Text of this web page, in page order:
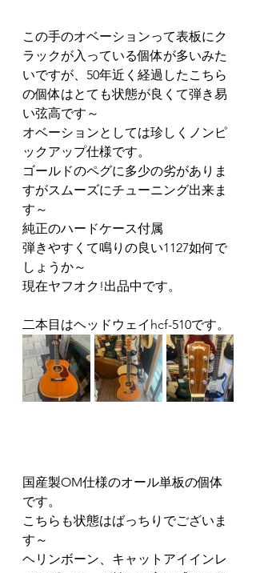
この手のオベーションって表板にク
ラックが入っている個体が多いみた
いですが、50年近く経過したこちら
の個体はとても状態が良くて弾き易
い弦高です～
オベーションとしては珍しくノンピ
ックアップ仕様です。
ゴールドのペグに多少の劣がありま
すがスムーズにチューニング出来ま
す～
純正のハードケース付属
弾きやすくて鳴りの良い1127如何で
しょうか～
現在ヤフオク!出品中です。
二本目はヘッドウェイhcf-510です。
国産製OM仕様のオール単板の個体
です。
こちらも状態はばっちりでございま
す～
ヘリンボーン、キャットアイインレ